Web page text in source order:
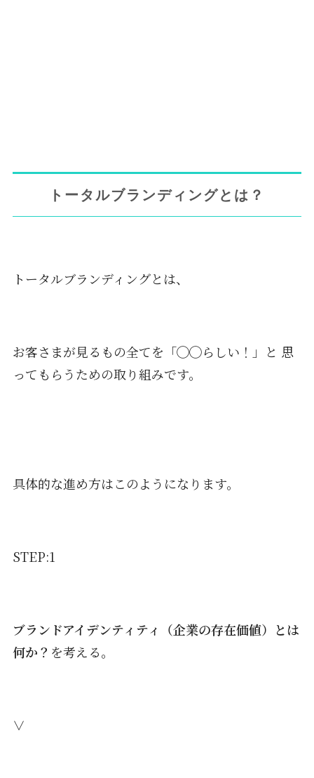
トータルブランディングとは？
トータルブランディングとは、
お客さまが見るもの全てを「◯◯らしい！」と 思
ってもらうための取り組みです。
具体的な進め方はこのようになります。
STEP:1
ブランドアイデンティティ（企業の存在価値）とは
何か？ を考える。
∨